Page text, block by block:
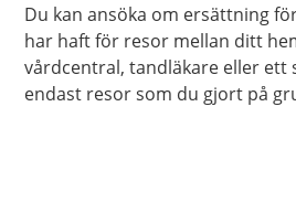
Du kan ansöka om ersättning
har haft för resor mellan ditt
vårdcentral, tandläkare eller ett
endast resor som du gjort på